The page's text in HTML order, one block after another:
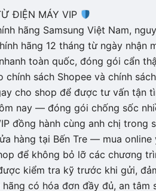
ĐIỆN MÁY VIP
hãng Samsung Việt Nam,
hãng 12 tháng từ ngày
toàn quốc, đóng gói cẩn
sách Shopee và chính
cho shop để được tư vấn tận
nay — đóng gói chống sốc
đồng hành cùng anh chị trong
hàng tại Bến Tre — mua
để không bỏ lỡ các chương
kiểm tra kỹ trước khi gửi,
hãng có hóa đơn đầy đủ, an tâm